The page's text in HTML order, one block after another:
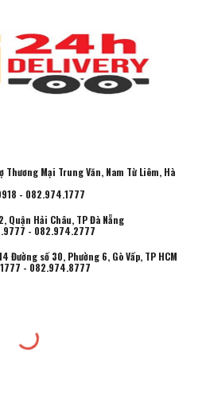
Thương Mại Trung Văn, Nam Từ Liêm, Hà
- 082.974.1777
Quận Hải Châu, TP Đà Nẵng
- 082.974.2777
Đường số 30, Phường 6, Gò Vấp, TP HCM
- 082.974.8777